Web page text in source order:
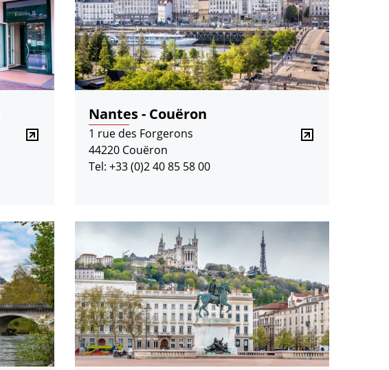
Nantes - Couëron
1 rue des Forgerons
44220 Couëron
Tel: +33 (0)2 40 85 58 00